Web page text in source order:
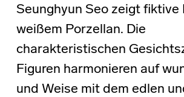
Seunghyun Seo zeigt fiktive
weißem Porzellan. Die
charakteristischen
Figuren harmonieren auf
und Weise mit dem edlen